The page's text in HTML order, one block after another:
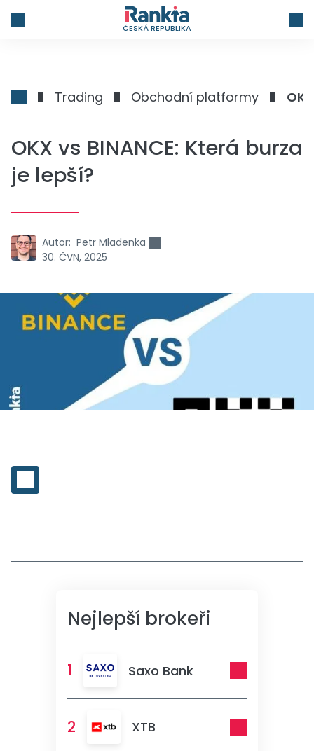
ČESKÁ REPUBLIKA
Trading Obchodní platformy
OKX vs BINANCE: Která burza
je lepší?
Autor: Petr Mladenka
30. ČVN, 2025
Nejlepší brokeři
1 Saxo Bank
2 XTB